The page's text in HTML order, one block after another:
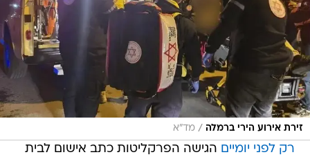
זירת אירוע הירי ברמלה / מד"א
רק לפני יומיים הגישה הפרקליטות כתב אישום לבית